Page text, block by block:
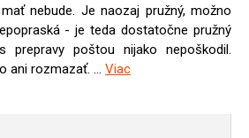
nebude. Je naozaj pružný, možno
- je teda dostatočne pružný
poštou nijako nepoškodil.
ani rozmazať. ... Viac